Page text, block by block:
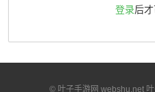
登录后
© 叶子手游网 webshu.net